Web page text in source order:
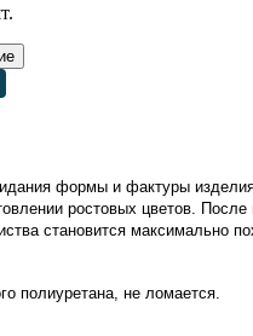
формы и фактуры
ростовых цветов. После
становится максимально
полиуретана, не ломается.